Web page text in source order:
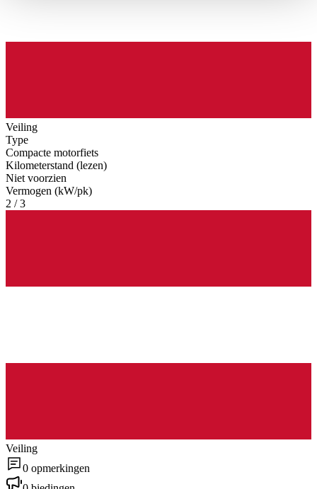
Veiling
Type
Compacte motorfiets
Kilometerstand (lezen)
Niet voorzien
Vermogen (kW/pk)
2 / 3
Veiling
0 opmerkingen